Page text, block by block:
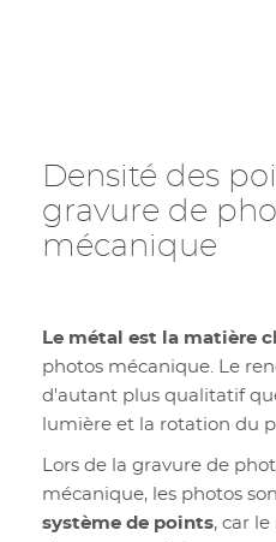
Densité des
gravure de
mécanique
Le métal est la matière
photos mécanique. Le
d'autant plus qualitatif
lumière et la rotation du
Lors de la gravure de
mécanique, les photos
système de points, car